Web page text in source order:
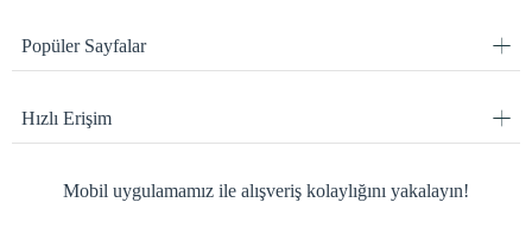
Popüler Sayfalar
Hızlı Erişim
Mobil uygulamamız ile alışveriş kolaylığını yakalayın!